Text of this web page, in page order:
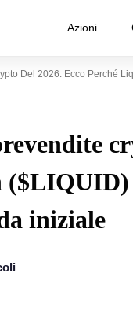
Azioni
Del 2026: Ecco Perché
iniziale